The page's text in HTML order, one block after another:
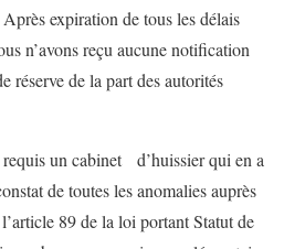
expiration de tous les délais
n’avons reçu aucune notification
réserve de la part des autorités
requis un cabinet d’huissier qui en a
de toutes les anomalies auprès
89 de la loi portant Statut de